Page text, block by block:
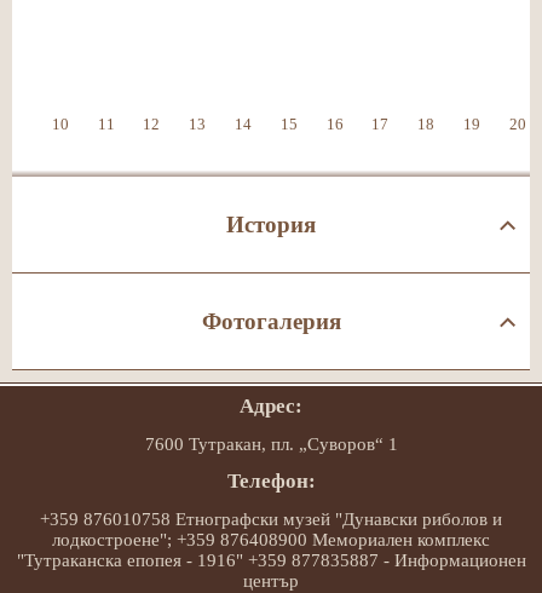
10 11 12 13 14 15 16 17 18 19 20
История
Фотогалерия
Адрес:
7600 Тутракан, пл. „Суворов“ 1
Телефон:
+359 876010758 Етнографски музей "Дунавски риболов и
лодкостроене"; +359 876408900 Мемориален комплекс
"Тутраканска епопея - 1916" +359 877835887 - Информационен
център